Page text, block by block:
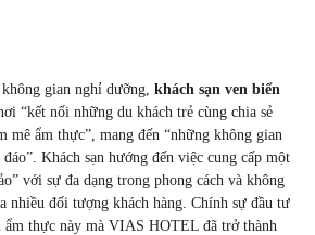
gian nghỉ dưỡng, khách sạn ven biển
“kết nối những du khách trẻ cùng chia sẻ
mê ẩm thực”, mang đến “những không gian
Khách sạn hướng đến việc cung cấp một
với sự đa dạng trong phong cách và không
nhiều đối tượng khách hàng. Chính sự đầu tư
thực này mà VIAS HOTEL đã trở thành